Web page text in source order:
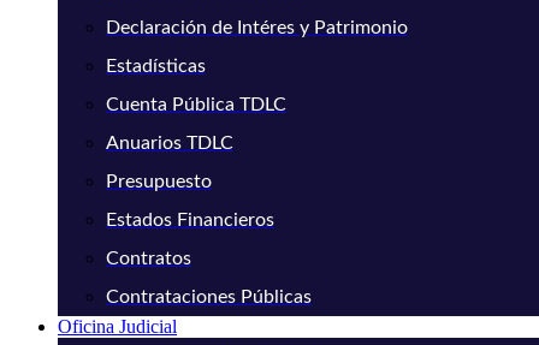
Declaración de Intéres y Patrimonio
Estadísticas
Cuenta Pública TDLC
Anuarios TDLC
Presupuesto
Estados Financieros
Contratos
Contrataciones Públicas
Oficina Judicial